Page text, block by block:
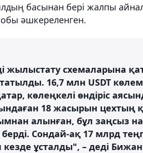
басынан бері жалпы
әшкереленген.
жылыстату схемаларына
16,7 млн USDT
көлеңкелі өндіріс
18 жасырын
алынған, бұл заңсыз
Сондай-ақ 17 млрд
ұсталды", – деді